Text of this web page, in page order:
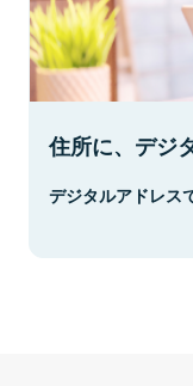
住所に、デジ
デジタルアドレス